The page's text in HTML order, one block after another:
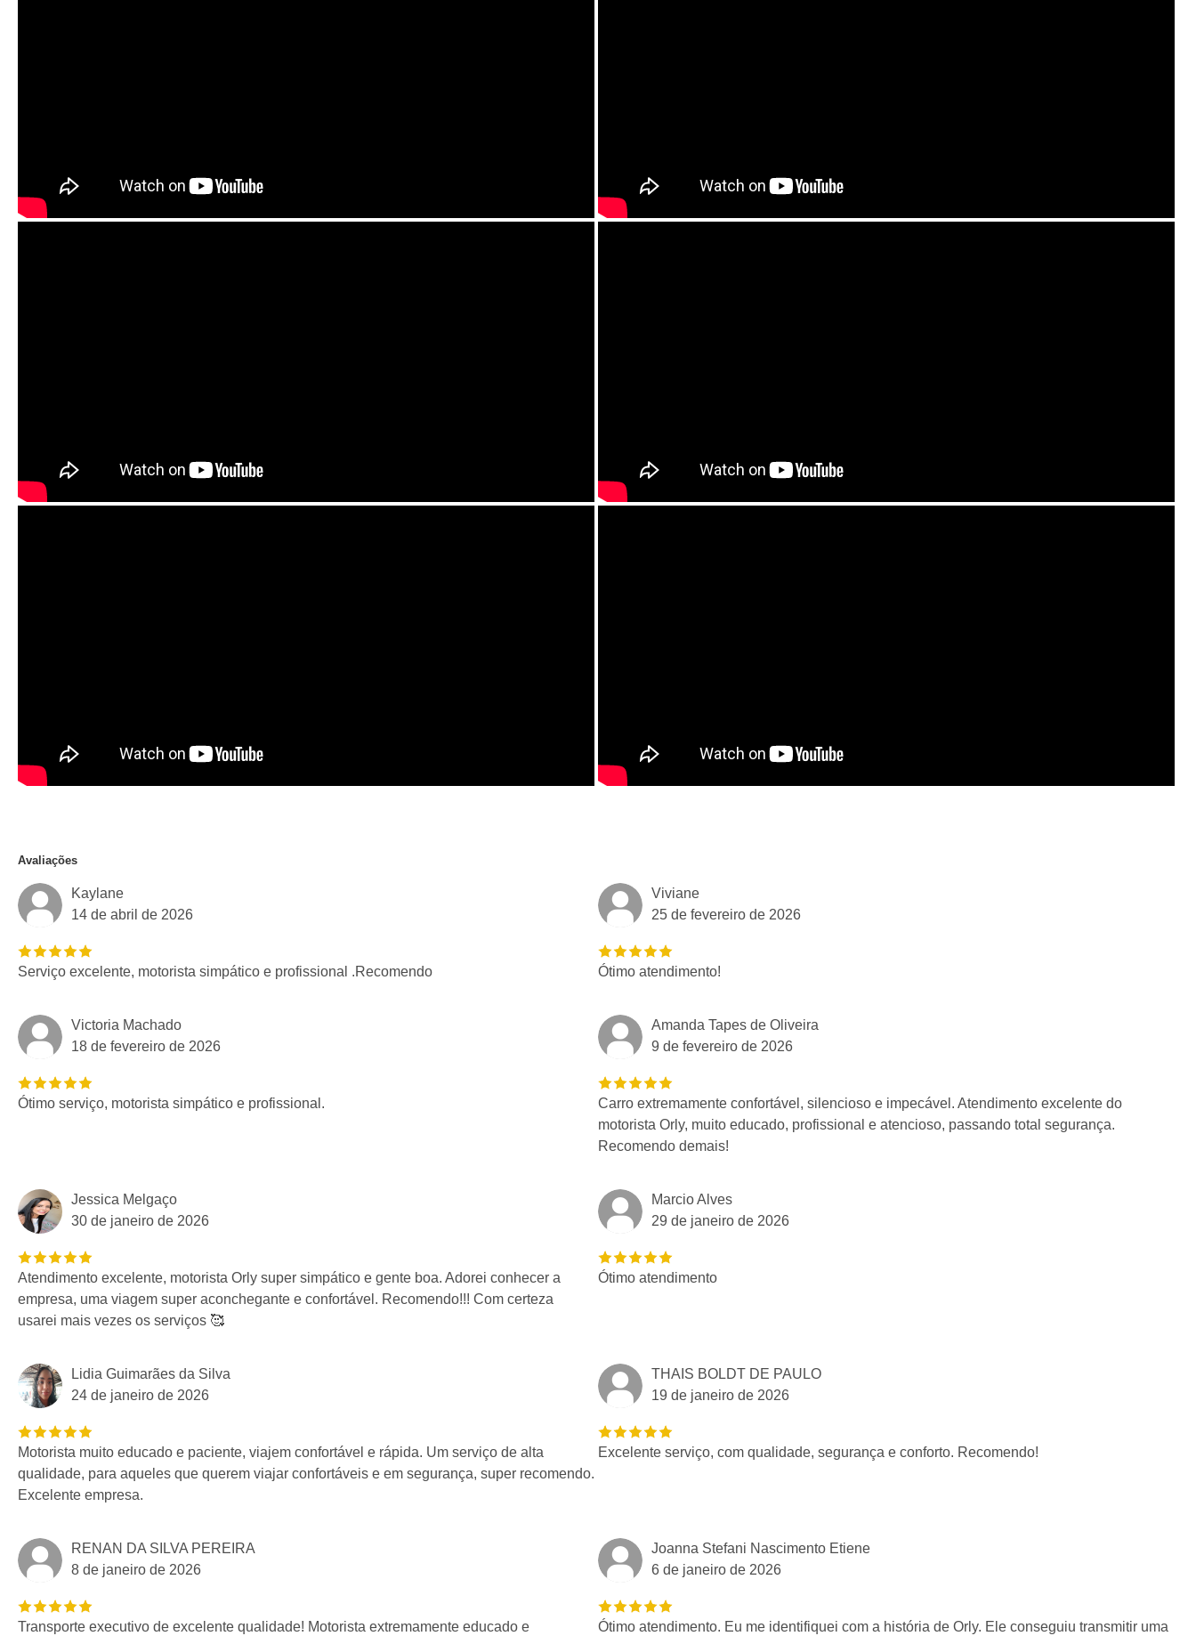
Avaliações
Kaylane
14 de abril de 2026
Serviço excelente, motorista simpático e profissional .Recomendo
Viviane
25 de fevereiro de 2026
Ótimo atendimento!
Victoria Machado
18 de fevereiro de 2026
Ótimo serviço, motorista simpático e profissional.
Amanda Tapes de Oliveira
9 de fevereiro de 2026
Carro extremamente confortável, silencioso e impecável. Atendimento excelente do
motorista Orly, muito educado, profissional e atencioso, passando total segurança.
Recomendo demais!
Jessica Melgaço
30 de janeiro de 2026
Atendimento excelente, motorista Orly super simpático e gente boa. Adorei conhecer a
empresa, uma viagem super aconchegante e confortável. Recomendo!!! Com certeza
usarei mais vezes os serviços 🥰
Marcio Alves
29 de janeiro de 2026
Ótimo atendimento
Lidia Guimarães da Silva
24 de janeiro de 2026
Motorista muito educado e paciente, viajem confortável e rápida. Um serviço de alta
qualidade, para aqueles que querem viajar confortáveis e em segurança, super recomendo.
Excelente empresa.
THAIS BOLDT DE PAULO
19 de janeiro de 2026
Excelente serviço, com qualidade, segurança e conforto. Recomendo!
RENAN DA SILVA PEREIRA
8 de janeiro de 2026
Transporte executivo de excelente qualidade! Motorista extremamente educado e
Joanna Stefani Nascimento Etiene
6 de janeiro de 2026
Ótimo atendimento. Eu me identifiquei com a história de Orly. Ele conseguiu transmitir uma